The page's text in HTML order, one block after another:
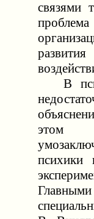
связями
В
этом
психики